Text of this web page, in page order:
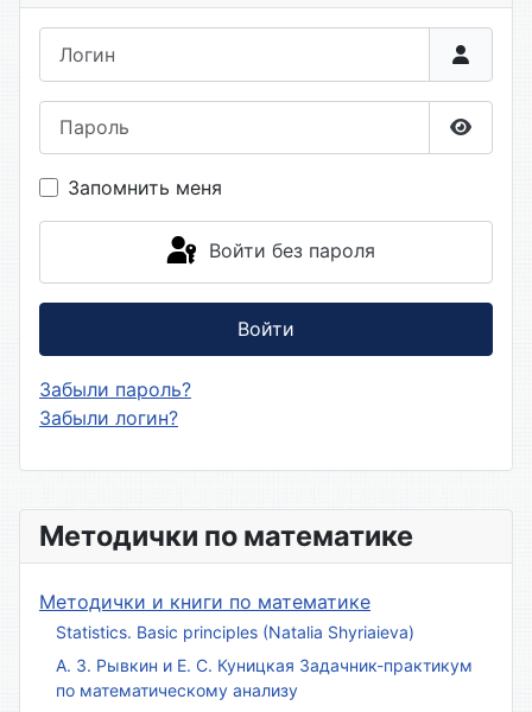
Методички по математике
Методички и книги по математике
Statistics. Basic principles (Natalia Shyriaieva)
А. З. Рывкин и Е. С. Куницкая Задачник-практикум
по математическому анализу
Запомнить меня
Войти без пароля
Войти
Забыли пароль?
Забыли логин?